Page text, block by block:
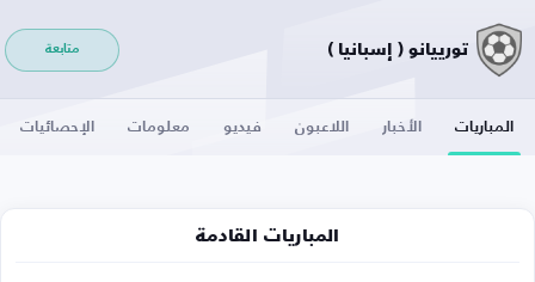
تورييانو ( إسبانيا ) متابعة
المباريات الأخبار اللاعبون فيديو معلومات الإحصائيات
المباريات القادمة